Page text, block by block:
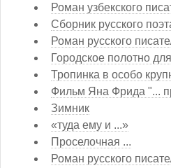
Роман узбекского
Сборник русского
Роман русского
Городское полотно
Тропинка в особо
Фильм Яна Фрида "...
Зимник
«туда ему и ...»
Проселочная ...
Роман русского